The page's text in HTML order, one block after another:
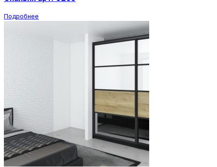
Подробнее